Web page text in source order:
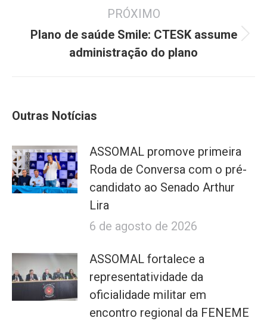
PRÓXIMO
Próximo
post:
Plano de saúde Smile: CTESK assume
administração do plano
Outras Notícias
ASSOMAL promove primeira
Roda de Conversa com o pré-
candidato ao Senado Arthur
Lira
6 de agosto de 2026
ASSOMAL fortalece a
representatividade da
oficialidade militar em
encontro regional da FENEME